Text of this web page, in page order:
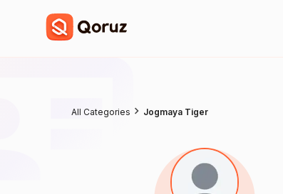
All Categories Jogmaya Tiger